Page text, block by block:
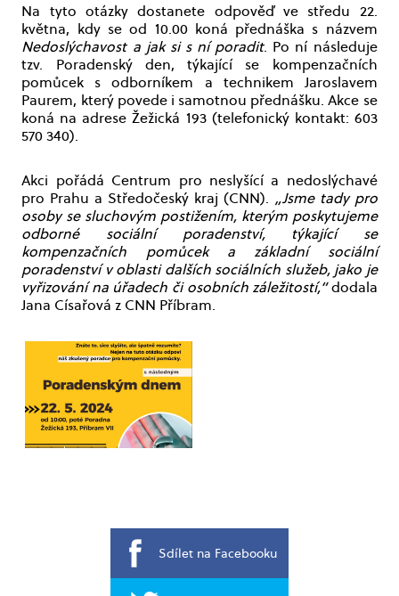
Na tyto otázky dostanete odpověď ve středu 22.
května, kdy se od 10.00 koná přednáška s názvem
Nedoslýchavost a jak si s ní poradit. Po ní následuje
tzv. Poradenský den, týkající se kompenzačních
pomůcek s odborníkem a technikem Jaroslavem
Paurem, který povede i samotnou přednášku. Akce se
koná na adrese Žežická 193 (telefonický kontakt: 603
570 340).
Akci pořádá Centrum pro neslyšící a nedoslýchavé
pro Prahu a Středočeský kraj (CNN). „Jsme tady pro
osoby se sluchovým postižením, kterým poskytujeme
odborné sociální poradenství, týkající se
kompenzačních pomůcek a základní sociální
poradenství v oblasti dalších sociálních služeb, jako je
vyřizování na úřadech či osobních záležitostí,“dodala
Jana Císařová z CNN Příbram.
Sdílet na Facebooku